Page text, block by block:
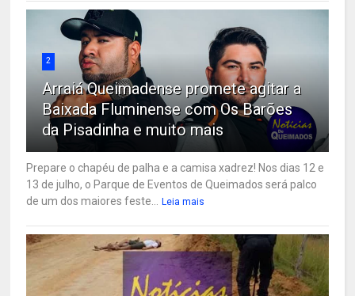
2
Arraiá Queimadense promete agitar a
Baixada Fluminense com Os Barões
da Pisadinha e muito mais
Prepare o chapéu de palha e a camisa xadrez! Nos dias 12 e
13 de julho, o Parque de Eventos de Queimados será palco
de um dos maiores feste... Leia mais